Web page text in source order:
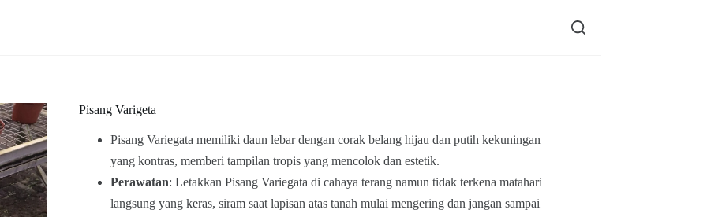
Pisang Varigeta
Pisang Variegata memiliki daun lebar dengan corak belang hijau dan putih kekuningan
yang kontras, memberi tampilan tropis yang mencolok dan estetik.
Perawatan: Letakkan Pisang Variegata di cahaya terang namun tidak terkena matahari
langsung yang keras, siram saat lapisan atas tanah mulai mengering dan jangan sampai